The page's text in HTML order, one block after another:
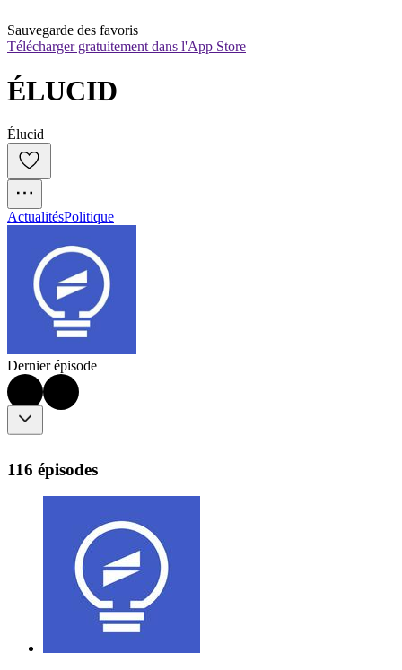
Sauvegarde des favoris
Télécharger gratuitement dans l'App Store
ÉLUCID
Élucid
ActualitésPolitique
Dernier épisode
116 épisodes